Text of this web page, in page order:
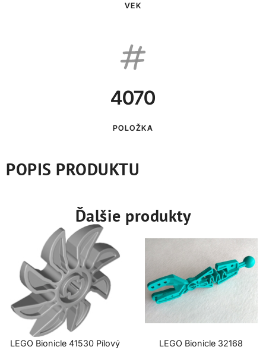
VEK
4070
POLOŽKA
POPIS PRODUKTU
Ďalšie produkty
LEGO Bionicle 41530 Pílový
LEGO Bionicle 32168